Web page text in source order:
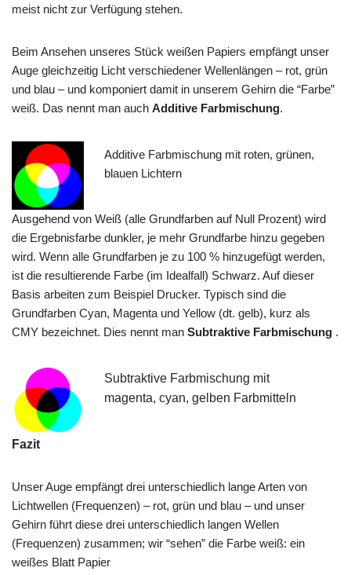
meist nicht zur Verfügung stehen.
Beim Ansehen unseres Stück weißen Papiers empfängt unser
Auge gleichzeitig Licht verschiedener Wellenlängen – rot, grün
und blau – und komponiert damit in unserem Gehirn die “Farbe”
weiß. Das nennt man auch Additive Farbmischung.
Additive Farbmischung mit roten, grünen,
blauen Lichtern
Ausgehend von Weiß (alle Grundfarben auf Null Prozent) wird
die Ergebnisfarbe dunkler, je mehr Grundfarbe hinzu gegeben
wird. Wenn alle Grundfarben je zu 100 % hinzugefügt werden,
ist die resultierende Farbe (im Idealfall) Schwarz. Auf dieser
Basis arbeiten zum Beispiel Drucker. Typisch sind die
Grundfarben Cyan, Magenta und Yellow (dt. gelb), kurz als
CMY bezeichnet. Dies nennt man Subtraktive Farbmischung .
Subtraktive Farbmischung mit
magenta, cyan, gelben Farbmitteln
Fazit
Unser Auge empfängt drei unterschiedlich lange Arten von
Lichtwellen (Frequenzen) – rot, grün und blau – und unser
Gehirn führt diese drei unterschiedlich langen Wellen
(Frequenzen) zusammen; wir “sehen” die Farbe weiß: ein
weißes Blatt Papier